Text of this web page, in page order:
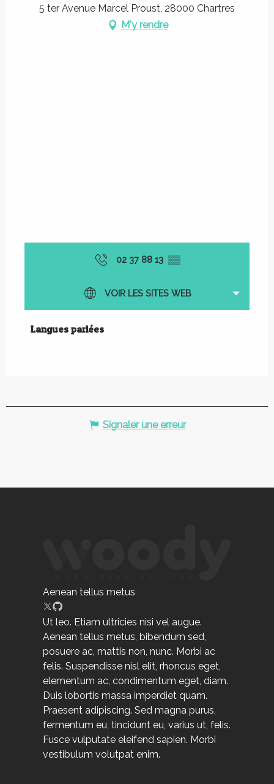
5 ter Avenue Marcel Proust, 28000 Chartres
M'y rendre
02 37 88 13 ▒▒
VOIR LES SITES WEB
Langues parlées
Langues parlées
Signaler une erreur
Aenean tellus metus
Ut leo. Etiam ultricies nisi vel augue.
Aenean tellus metus, bibendum sed,
posuere ac, mattis non, nunc. Morbi ac
felis. Suspendisse nisl elit, rhoncus eget,
elementum ac, condimentum eget, diam.
Duis lobortis massa imperdiet quam.
Praesent adipiscing. Sed magna purus,
fermentum eu, tincidunt eu, varius ut, felis.
Fusce vulputate eleifend sapien. Morbi
vestibulum volutpat enim.